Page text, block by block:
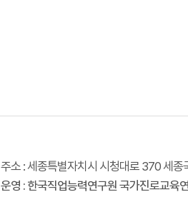
주소 : 세종특별자치시 시청대로 370 세
운영 : 한국직업능력연구원 국가진로교육